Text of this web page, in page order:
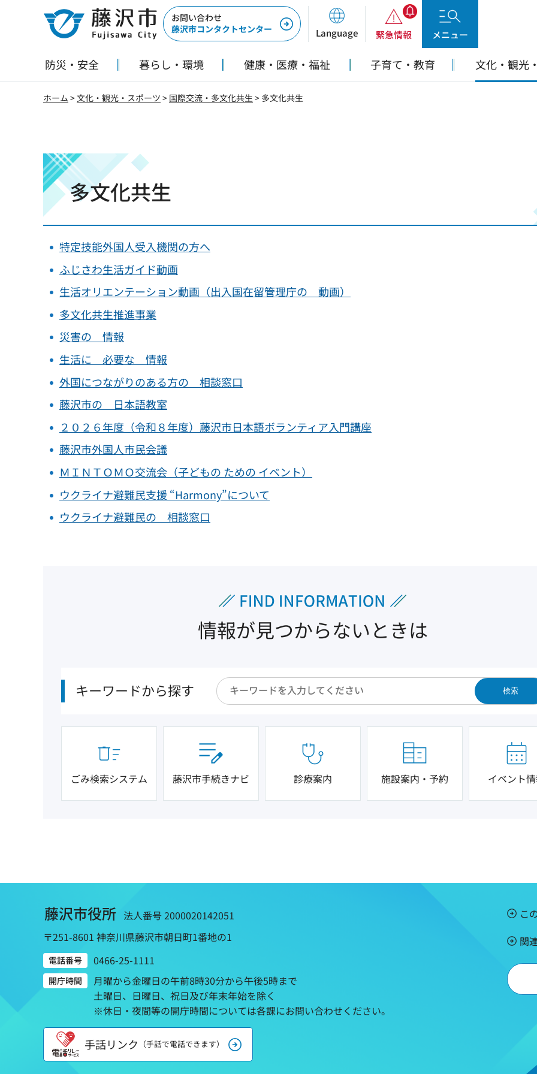
藤沢市
お問い合わせ
藤沢市コンタクトセンター
Language 緊急情報 メニュー
防災・安全 暮らし・環境 健康・医療・福祉 子育て・教育 文化・観光
ホーム >文化・観光・スポーツ > 国際交流・多文化共生 > 多文化共生
多文化共生
特定技能外国人受入機関の方へ
ふじさわ生活ガイド動画
生活オリエンテーション動画（出入国在留管理庁の 動画）
多文化共生推進事業
災害の 情報
生活に 必要な 情報
外国につながりのある方の 相談窓口
藤沢市の 日本語教室
２０２６年度（令和８年度）藤沢市日本語ボランティア入門講座
藤沢市外国人市民会議
ＭＩＮＴＯＭＯ交流会（子どもの ための イベント）
ウクライナ避難民支援 “Harmony”について
ウクライナ避難民の 相談窓口
情報が見つからないときは
キーワードから探す 検索
ごみ検索システム 藤沢市手続きナビ 診療案内 施設案内・予約 イベント
藤沢市役所 法人番号 2000020142051
〒251-8601 神奈川県藤沢市朝日町1番地の1
電話番号 0466-25-1111
開庁時間
月曜から金曜日の午前8時30分から午後5時まで
土曜日、日曜日、祝日及び年末年始を除く
※休日・夜間等の開庁時間については各課にお問い合わせください。
手話リンク （手話で電話できます）
こ
関